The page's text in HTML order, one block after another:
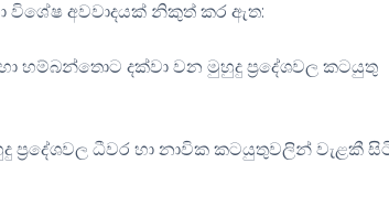
විශේෂ අවවාදයක් නිකුත් කර ඇත:
හම්බන්තොට දක්වා වන මුහුදු ප්‍රදේශවල කටයුතු
ප්‍රදේශවල ධීවර හා නාවික කටයුතුවලින් වැළකී